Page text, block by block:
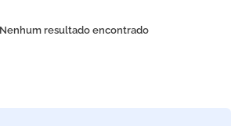
Nenhum resultado encontrado